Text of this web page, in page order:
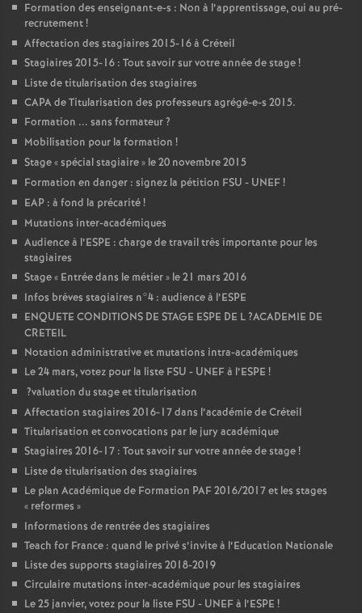
Formation des enseignant-e-s : Non à l’apprentissage, oui au pré-
recrutement!
Affectation des stagiaires 2015-16 à Créteil
Stagiaires 2015-16 : Tout savoir sur votre année de stage!
Liste de titularisation des stagiaires
CAPAde Titularisation des professeurs agrégé-e-s 2015.
Formation ... sans formateur?
Mobilisation pour la formation !
Stage «spécial stagiaire» le 20 novembre 2015
Formation en danger : signez la pétition FSU - UNEF!
EAP : à fond la précarité!
Mutations inter-académiques
Audience à l’ESPE : charge de travail très importante pour les
stagiaires
Stage « Entrée dans le métier» le 21 mars 2016
Infos brèves stagiaires n°4 : audience à l’ESPE
ENQUETE CONDITIONS DE STAGE ESPE DE L?ACADEMIE DE
CRETEIL
Notation administrative et mutations intra-académiques
Le 24 mars, votez pour la liste FSU - UNEFà l’ESPE !
?valuation du stage et titularisation
Affectation stagiaires 2016-17 dans l’académie de Créteil
Titularisation et convocations par le jury académique
Stagiaires 2016-17 : Tout savoir sur votre année de stage!
Liste de titularisation des stagiaires
Le plan Académique de Formation PAF2016/2017 et les stages
« reformes »
Informations de rentrée des stagiaires
Teach for France : quand le privé s’invite à l’Education Nationale
Liste des supports stagiaires 2018-2019
Circulaire mutations inter-académique pour les stagiaires
Le 25 janvier, votez pour la liste FSU - UNEFà l’ESPE !